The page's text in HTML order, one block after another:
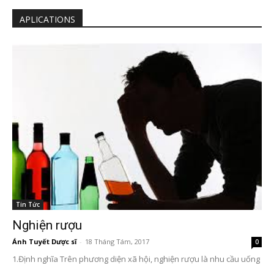
APLICATIONS
Tin Tức
Nghiện rượu
Ánh Tuyết Dược sĩ - 18 Tháng Tám, 2017 0
1.Định nghĩa Trên phương diện xã hội, nghiện rượu là nhu cầu uống